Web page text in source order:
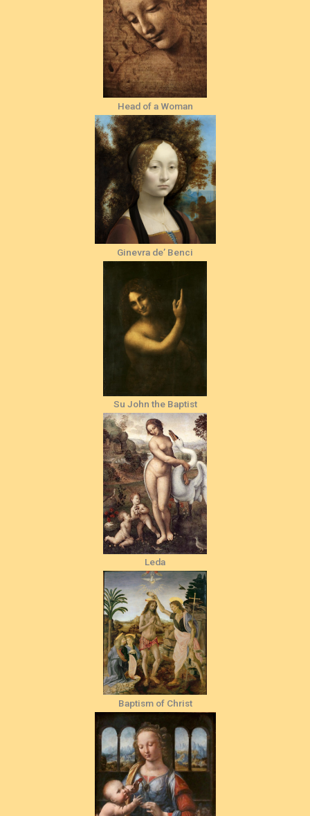
Head of a Woman
Ginevra de’ Benci
Su John the Baptist
Leda
Baptism of Christ